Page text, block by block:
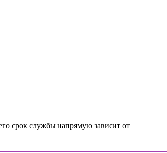
срок службы напрямую зависит от